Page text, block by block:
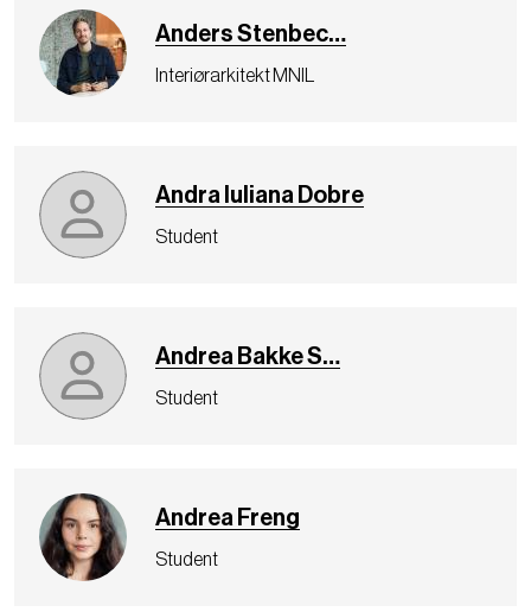
Anders Stenbec…
Interiørarkitekt MNIL
Andra Iuliana Dobre
Student
Andrea Bakke S…
Student
Andrea Freng
Student